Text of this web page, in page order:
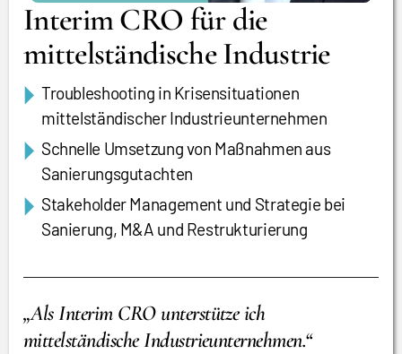
Interim CRO für die
mittelständische Industrie
Troubleshooting in Krisensituationen
mittelständischer Industrieunternehmen
Schnelle Umsetzung von Maßnahmen aus
Sanierungsgutachten
Stakeholder Management und Strategie bei
Sanierung, M&A und Restrukturierung
„Als Interim CRO unterstütze ich
mittelständische Industrieunternehmen.“